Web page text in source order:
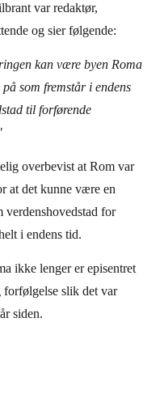
var redaktør,
og sier følgende:
kan være byen Roma
som fremstår i endens
til forførende
overbevist at Rom var
at det kunne være en
verdenshovedstad for
i endens tid.
ikke lenger er episentret
forfølgelse slik det var
siden.